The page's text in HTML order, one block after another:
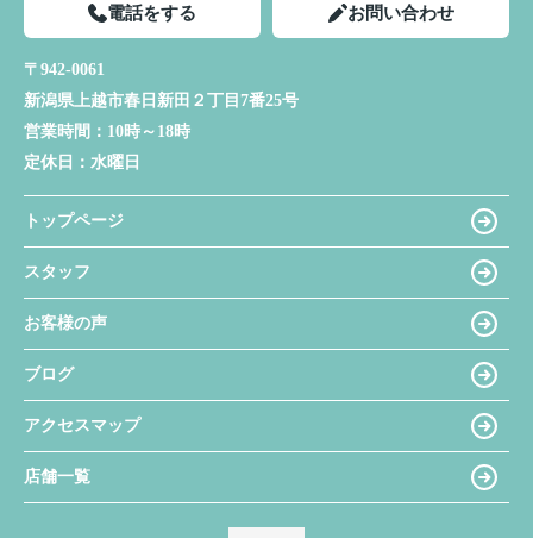
電話をする お問い合わせ
〒942-0061
新潟県上越市春日新田２丁目7番25号
営業時間： 10時～18時
定休日： 水曜日
トップページ
スタッフ
お客様の声
ブログ
アクセスマップ
店舗一覧